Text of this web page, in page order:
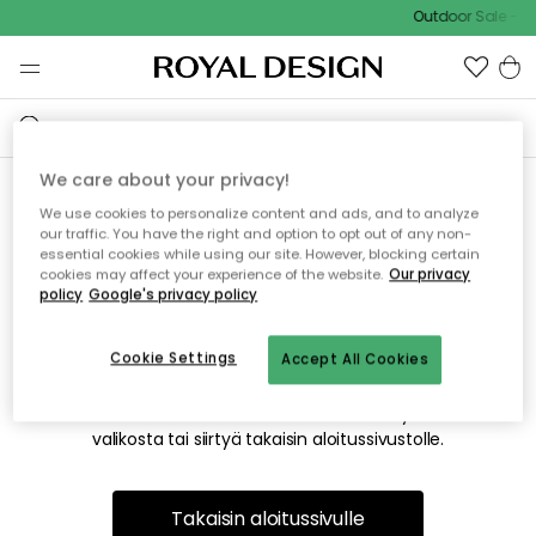
Outdoor Sale -
Emme valitettavasti löydä
etsimääsi sivua
Tämä voi johtua siitä, että sivua ei enää ole tai siitä, että se
on siirretty muualle. Pahoittelemme tästä mahdollisesti
valikosta tai siirtyä takaisin aloitussivustolle.
Takaisin aloitussivulle
We care about your privacy!
We use cookies to personalize content and ads, and to analyze
our traffic. You have the right and option to opt out of any non-
essential cookies while using our site. However, blocking certain
cookies may affect your experience of the website. Our privacy
policy Google's privacy policy
Accept All Cookies
Cookie Settings